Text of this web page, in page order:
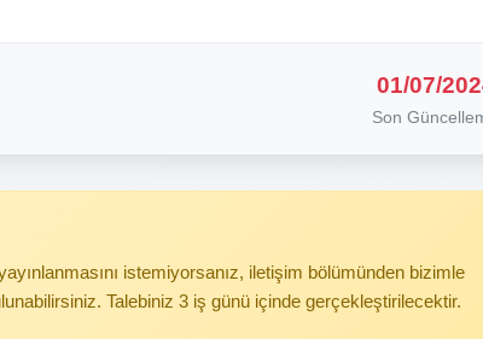
01/07/
Son
istemiyorsanız, iletişim bölümünden bizimle
Talebiniz 3 iş günü içinde gerçekleştirilecektir.